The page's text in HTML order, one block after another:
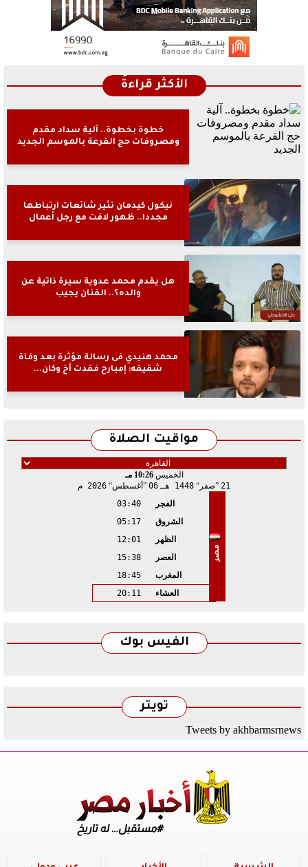
الأكثر قراءةً
خطوة بخطوة.. آلية سداد مقدم
ومصروفات حج القرعة بالموسم الجديد
نيكول كيدمان تثير شائعات ارتباطها
مجددا.. ظهور لافت مع رجل أعمال
هل يقدم محمد عدوية سيرة ذاتية عن
والده؟.. الفنان يجيب
محمد هنيدي فى رسالة مؤثرة بعد وفاة
شقيقه: إمبارح فقدت أخ وكان...
مواقيت الصلاة
الخميس10:26 مـ
21 صفر 1448 هـ 06 أغسطس 2026 م
مصر
الفجر
03:40
الشروق
05:17
الظهر
12:01
العصر
15:38
المغرب
18:45
العشاء
20:11
الفيس بوك
تويتر
Tweets by akhbarmsrnews